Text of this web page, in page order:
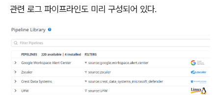
관련 로그 파이프라인도 미리 구성되어 있다.